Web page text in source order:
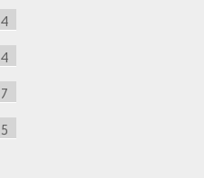
4
4
7
5